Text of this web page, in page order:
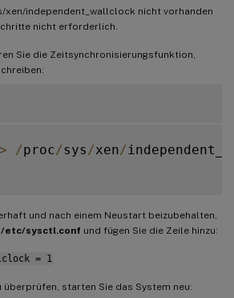
xen/independent_wallclock nicht vorhanden
nicht erforderlich.
Sie die Zeitsynchronisierungsfunktion,
> /proc/sys /xen/
und nach einem Neustart beizubehalten,
/etc/sysctl.conf und fügen Sie die Zeile hinzu:
= 1
überprüfen, starten Sie das System neu: